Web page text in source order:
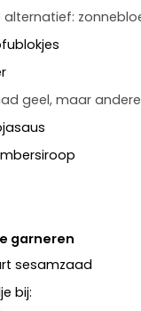
alternatief:
geel, maar
garneren
sesamzaad
bij: